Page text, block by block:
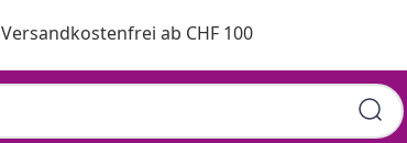
Versandkostenfrei ab CHF 100